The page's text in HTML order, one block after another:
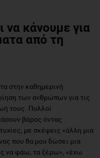
να κάνουμε για
από τη
στην καθημερινή
των ανθρώπων για τις
τους. Πολλοί
βάρος όντας
με σκέψεις «άλλη μια
που θα μου δώσει μια
να φάω, τα ξέρω», «έχω